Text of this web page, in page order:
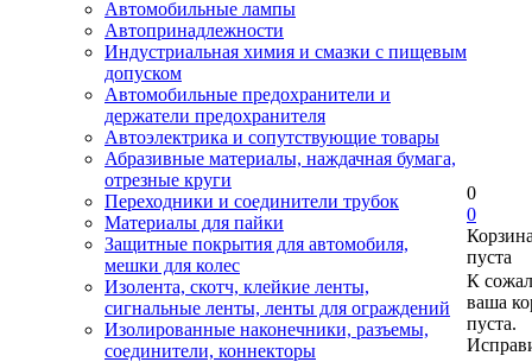
Автомобильные лампы
Автопринадлежности
Индустриальная химия и смазки с пищевым
допуском
Автомобильные предохранители и
держатели предохранителя
Автоэлектрика и сопутствующие товары
Абразивные материалы, наждачная бумага,
отрезные круги
Переходники и соединители трубок
Материалы для пайки
Защитные покрытия для автомобиля,
мешки для колес
Изолента, скотч, клейкие ленты,
сигнальные ленты, ленты для ограждений
Изолированные наконечники, разъемы,
соединители, коннекторы
0
0
пуста
К
ваша
пуста.